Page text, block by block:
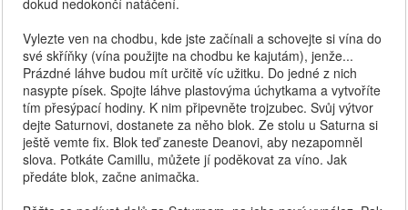
Vylezte ven na chodbu, kde jste začínali a schovejte si vína do
své skříňky (vína použijte na chodbu ke kajutám), jenže...
Prázdné láhve budou mít určitě víc užitku. Do jedné z nich
nasypte písek. Spojte láhve plastovýma úchytkama a vytvoříte
tím přesýpací hodiny. K nim připevněte trojzubec. Svůj výtvor
dejte Saturnovi, dostanete za něho blok. Ze stolu u Saturna si
ještě vemte fix. Blok teď zaneste Deanovi, aby nezapomněl
slova. Potkáte Camillu, můžete jí poděkovat za víno. Jak
předáte blok, začne animačka.